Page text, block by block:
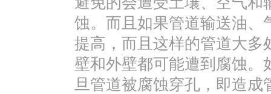
蚀。而且如果管道输送油、
提高，而且这样的管道大多
壁和外壁都可能遭到腐蚀。
旦管道被腐蚀穿孔，即造